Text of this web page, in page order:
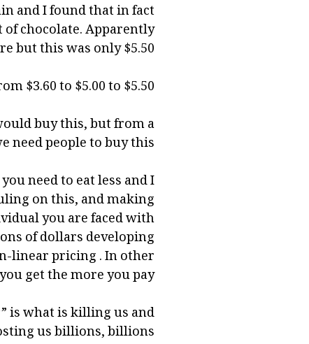
and I found that in fact
chocolate. Apparently
but this was only $5.50.
$3.60 to $5.00 to $5.50.
buy this, but from a
need people to buy this.
need to eat less and I
on this, and making
you are faced with
of dollars developing
linear pricing . In other
get the more you pay.
is what is killing us and
us billions, billions.